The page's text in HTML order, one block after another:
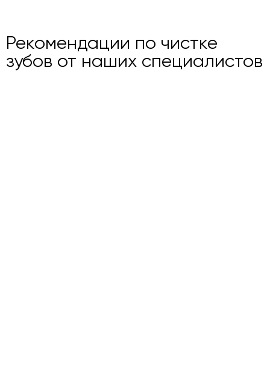
Рекомендации по чистке
зубов от наших специалистов